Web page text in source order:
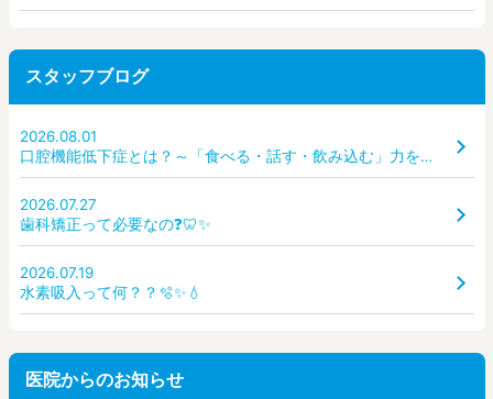
スタッフブログ
2026.08.01
口腔機能低下症とは？～「食べる・話す・飲み込む」力を守るために～
2026.07.27
歯科矯正って必要なの❓🦷✨
2026.07.19
水素吸入って何？？🫧✨💧
医院からのお知らせ